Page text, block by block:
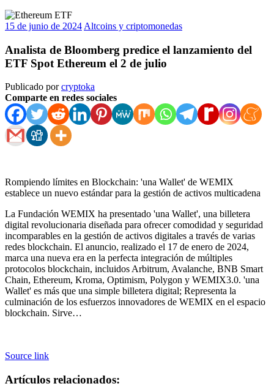
15 de junio de 2024 Altcoins y criptomonedas
Analista de Bloomberg predice el lanzamiento del
ETF Spot Ethereum el 2 de julio
Publicado porcryptoka
Comparte en redes sociales
Rompiendo límites en Blockchain: 'una Wallet' de WEMIX
establece un nuevo estándar para la gestión de activos multicadena
La Fundación WEMIX ha presentado 'una Wallet', una billetera
digital revolucionaria diseñada para ofrecer comodidad y seguridad
incomparables en la gestión de activos digitales a través de varias
redes blockchain. El anuncio, realizado el 17 de enero de 2024,
marca una nueva era en la perfecta integración de múltiples
protocolos blockchain, incluidos Arbitrum, Avalanche, BNB Smart
Chain, Ethereum, Kroma, Optimism, Polygon y WEMIX3.0. 'una
Wallet' es más que una simple billetera digital; Representa la
culminación de los esfuerzos innovadores de WEMIX en el espacio
blockchain. Sirve…
Source link
Artículos relacionados: